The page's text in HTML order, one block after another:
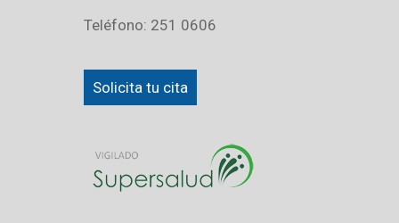
Teléfono: 251 0606
Solicita tu cita